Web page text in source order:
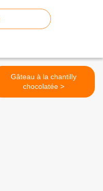
Gâteau à la chantilly
chocolatée >